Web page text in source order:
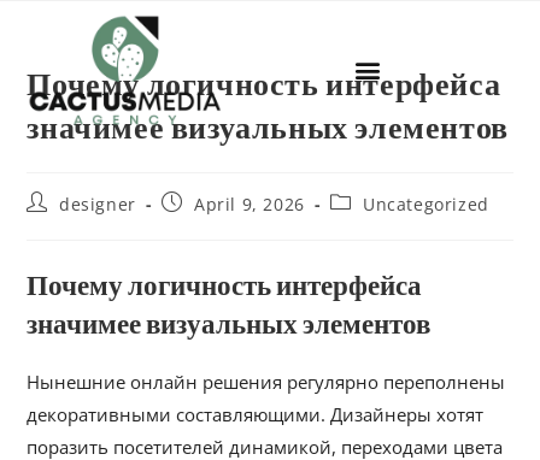
Почему логичность интерфейса
значимее визуальных элементов
designer April 9, 2026 Uncategorized
Почему логичность интерфейса
значимее визуальных элементов
Нынешние онлайн решения регулярно переполнены
декоративными составляющими. Дизайнеры хотят
поразить посетителей динамикой, переходами цвета